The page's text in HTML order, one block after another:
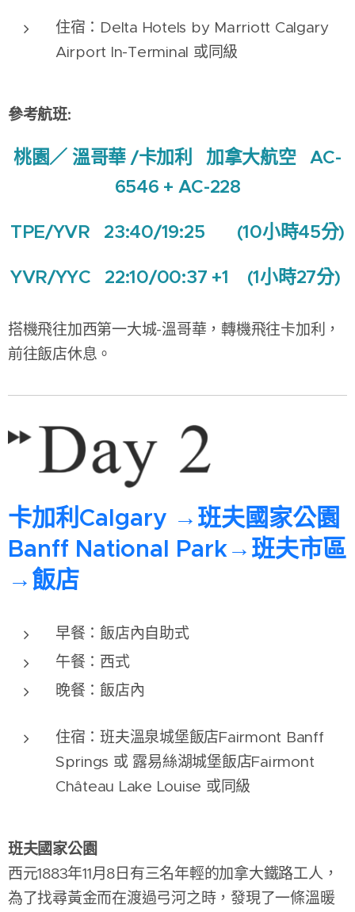
住宿：Delta Hotels by Marriott Calgary
Airport In-Terminal 或同級
參考航班:
桃園／ 溫哥華 /卡加利
加拿大航空 AC-
6546 + AC-228
TPE/YVR 23:40/19:25 (10小時45分)
YVR/YYC 22:10/00:37 +1 (1小時27分)
搭機飛往加西第一大城-溫哥華，轉機飛往卡加利，
前往飯店休息。
卡加利Calgary →班夫國家公園
Banff National Park→班夫市區
→飯店
早餐：飯店內自助式
午餐：西式
晚餐：飯店內
住宿：班夫溫泉城堡飯店Fairmont Banff
Springs 或 露易絲湖城堡飯店Fairmont
Château Lake Louise 或同級
班夫國家公園
西元1883年11月8日有三名年輕的加拿大鐵路工人，
為了找尋黃金而在渡過弓河之時，發現了一條溫暖